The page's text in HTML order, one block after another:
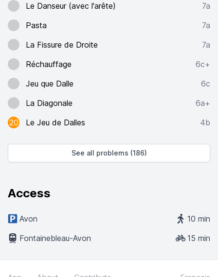
Le Danseur (avec l'arête)
7a
Pasta
7a
La Fissure de Droite
7a
Réchauffage
6c+
Jeu que Dalle
6c
La Diagonale
6a+
20
Le Jeu de Dalles 4b
See all problems (186)
Access
Avon
10 min
Fontainebleau-Avon
15 min